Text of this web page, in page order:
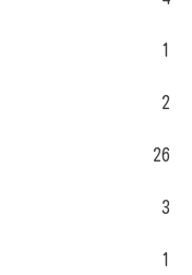
1
2
26
3
1